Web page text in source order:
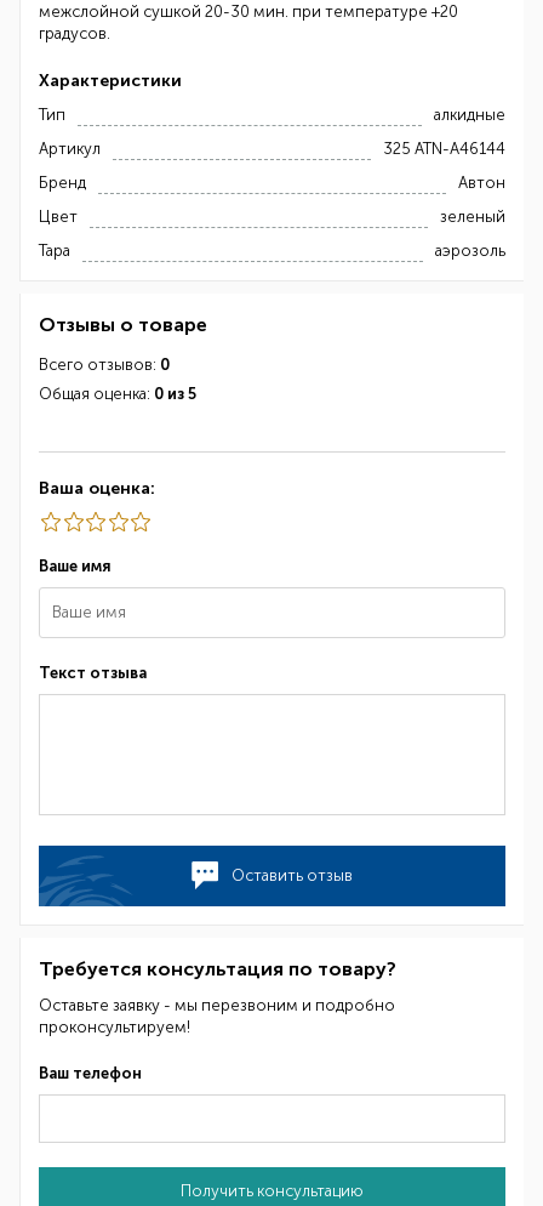
межслойной сушкой 20-30 мин. при температуре +20
градусов.
Характеристики
Тип
алкидные
Артикул
325 ATN-A46144
Бренд
Автон
Цвет
зеленый
Тара
аэрозоль
Отзывы о товаре
Всего отзывов: 0
Общая оценка: 0 из 5
Ваша оценка:
Ваше имя
Текст отзыва
Оставить отзыв
Требуется консультация по товару?
Оставьте заявку - мы перезвоним и подробно
проконсультируем!
Ваш телефон
Получить консультацию